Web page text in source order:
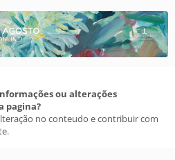
ou alterações
pagina?
no conteudo e contribuir com